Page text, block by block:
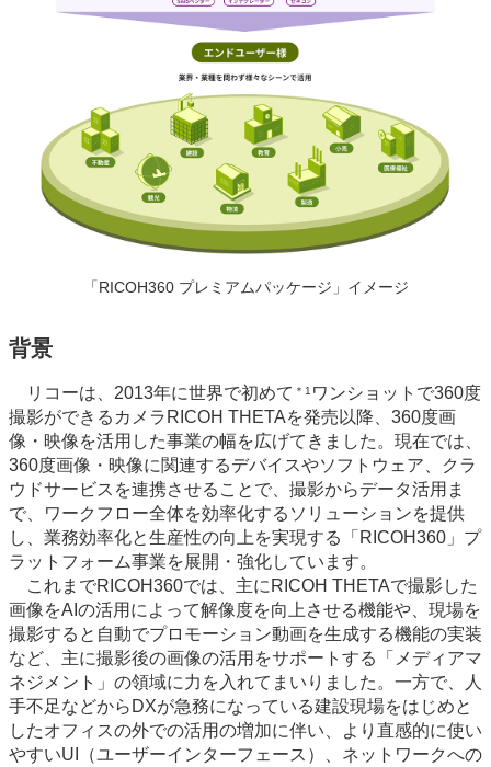
「RICOH360 プレミアムパッケージ」イメージ
背景
リコーは、2013年に世界で初めて ＊1 ワンショットで360度
撮影ができるカメラRICOH THETAを発売以降、360度画
像・映像を活用した事業の幅を広げてきました。現在では、
360度画像・映像に関連するデバイスやソフトウェア、クラ
ウドサービスを連携させることで、撮影からデータ活用ま
で、ワークフロー全体を効率化するソリューションを提供
し、業務効率化と生産性の向上を実現する「RICOH360」プ
ラットフォーム事業を展開・強化しています。
これまでRICOH360では、主にRICOH THETAで撮影した
画像をAIの活用によって解像度を向上させる機能や、現場を
撮影すると自動でプロモーション動画を生成する機能の実装
など、主に撮影後の画像の活用をサポートする「メディアマ
ネジメント」の領域に力を入れてまいりました。一方で、人
手不足などからDXが急務になっている建設現場をはじめと
したオフィスの外での活用の増加に伴い、より直感的に使い
やすいUI（ユーザーインターフェース）、ネットワークへの